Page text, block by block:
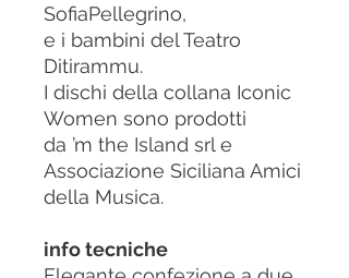
SofiaPellegrino,
e i bambini del Teatro
Ditirammu.
I dischi della collana Iconic
Women sono prodotti
da ’m the Island srl e
Associazione Siciliana Amici
della Musica.
info tecniche